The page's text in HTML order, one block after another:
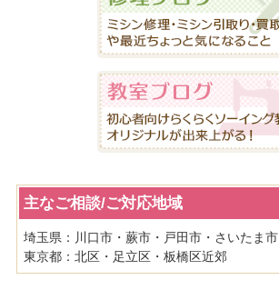
主なご相談/ご対応地域
埼玉県：川口市・蕨市・戸田市・さいたま市
東京都：北区・足立区・板橋区近郊